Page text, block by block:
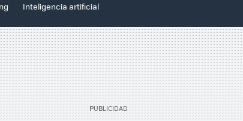
Inteligencia artificial